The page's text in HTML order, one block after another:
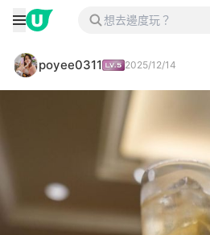
poyee0311 2025/12/14